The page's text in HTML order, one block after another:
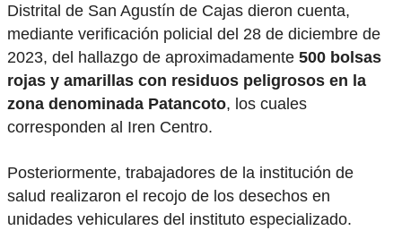
Distrital de San Agustín de Cajas dieron cuenta,
mediante verificación policial del 28 de diciembre de
2023, del hallazgo de aproximadamente 500 bolsas
rojas y amarillas con residuos peligrosos en la
zona denominada Patancoto, los cuales
corresponden al Iren Centro.
Posteriormente, trabajadores de la institución de
salud realizaron el recojo de los desechos en
unidades vehiculares del instituto especializado.